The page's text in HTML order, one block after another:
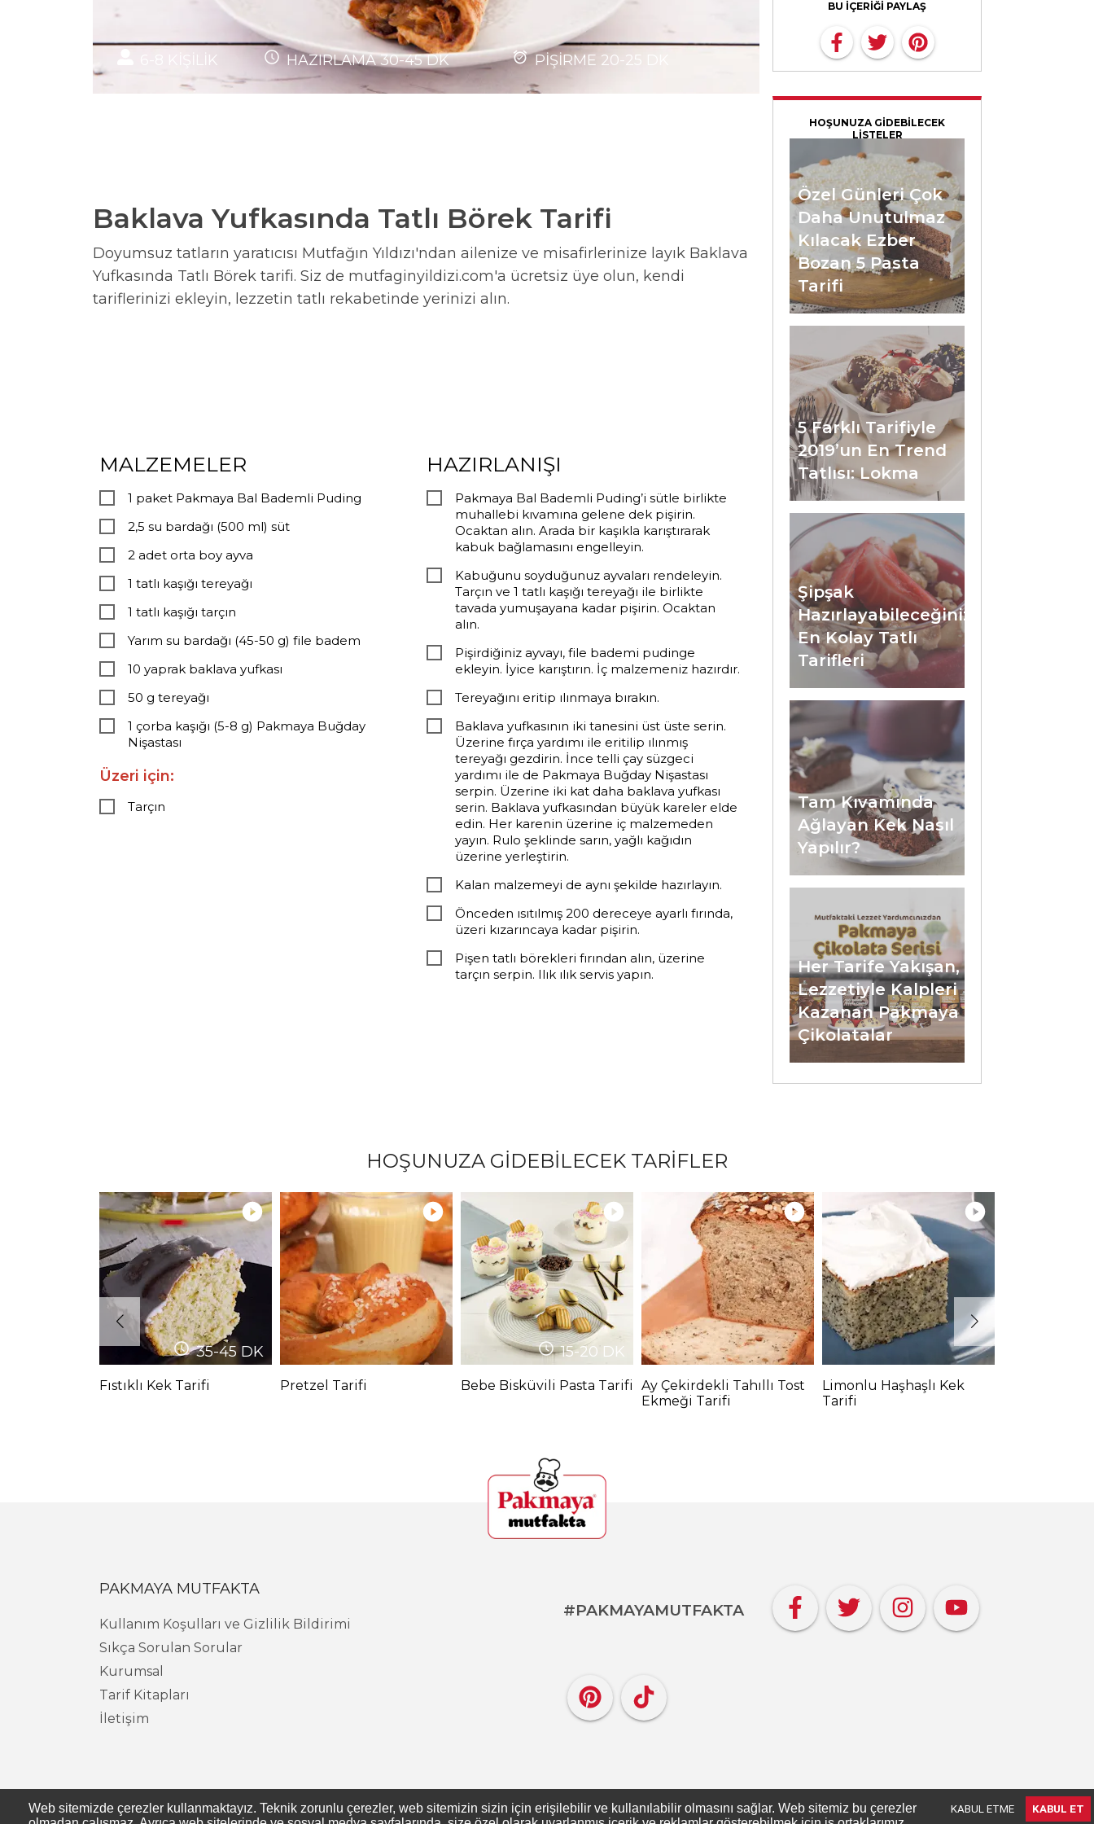
KİŞİLİK HAZIRLAMA 30-45 DK PİŞİRME 20-25
Baklava Yufkasında Tatlı Börek Tarifi
Doyumsuz tatların yaratıcısı Mutfağın Yıldızı'ndan ailenize ve misafirlerinize layık Baklava
Yufkasında Tatlı Börek tarifi. Siz de mutfaginyildizi.com'a ücretsiz üye olun, kendi
tariflerinizi ekleyin, lezzetin tatlı rekabetinde yerinizi alın.
MALZEMELER
1 paket Pakmaya Bal Bademli Puding
2,5 su bardağı (500 ml) süt
2 adet orta boy ayva
1 tatlı kaşığı tereyağı
1 tatlı kaşığı tarçın
Yarım su bardağı (45-50 g) file badem
10 yaprak baklava yufkası
50 g tereyağı
1 çorba kaşığı (5-8 g) Pakmaya Buğday
Nişastası
Üzeri için:
Tarçın
HAZIRLANIŞI
Pakmaya Bal Bademli Puding’i sütle birlikte
muhallebi kıvamına gelene dek pişirin.
Ocaktan alın. Arada bir kaşıkla karıştırarak
kabuk bağlamasını engelleyin.
Kabuğunu soyduğunuz ayvaları rendeleyin.
Tarçın ve 1 tatlı kaşığı tereyağı ile birlikte
tavada yumuşayana kadar pişirin. Ocaktan
alın.
Pişirdiğiniz ayvayı, file bademi pudinge
ekleyin. İyice karıştırın. İç malzemeniz hazırdır.
Tereyağını eritip ılınmaya bırakın.
Baklava yufkasının iki tanesini üst üste serin.
Üzerine fırça yardımı ile eritilip ılınmış
tereyağı gezdirin. İnce telli çay süzgeci
yardımı ile de Pakmaya Buğday Nişastası
serpin. Üzerine iki kat daha baklava yufkası
serin. Baklava yufkasından büyük kareler elde
edin. Her karenin üzerine iç malzemeden
yayın. Rulo şeklinde sarın, yağlı kağıdın
üzerine yerleştirin.
Kalan malzemeyi de aynı şekilde hazırlayın.
Önceden ısıtılmış 200 dereceye ayarlı fırında,
üzeri kızarıncaya kadar pişirin.
Pişen tatlı börekleri fırından alın, üzerine
tarçın serpin. Ilık ılık servis yapın.
BU İÇERİĞİ PAYLAŞ
HOŞUNUZA GİDEBİLECEK
LİSTELER
Özel Günleri Çok
Daha Unutulmaz
Kılacak Ezber
Bozan 5 Pasta
Tarifi
5 Farklı Tarifiyle
2019’un En Trend
Tatlısı: Lokma
Şipşak
Hazırlayabileceğiniz
En Kolay Tatlı
Tarifleri
Tam Kıvamında
Ağlayan Kek Nasıl
Yapılır?
Her Tarife Yakışan,
Lezzetiyle Kalpleri
Kazanan Pakmaya
Çikolatalar
HOŞUNUZA GİDEBİLECEK TARİFLER
35-45 DK
Fıstıklı Kek Tarifi Pretzel Tarifi
15-20 DK
Bebe Bisküvili Pasta Tarifi
Ay Çekirdekli Tahıllı Tost
Ekmeği Tarifi
Limonlu Haşhaşlı Kek
Tarifi
PAKMAYA MUTFAKTA
Kullanım Koşulları ve Gizlilik Bildirimi
Sıkça Sorulan Sorular
Kurumsal
Tarif Kitapları
İletişim
#PAKMAYAMUTFAKTA
Web sitemizde çerezler kullanmaktayız. Teknik zorunlu çerezler, web sitemizin sizin için erişilebilir ve kullanılabilir olmasını sağlar. Web sitemiz bu çerezler
KABUL ETME KABUL ET